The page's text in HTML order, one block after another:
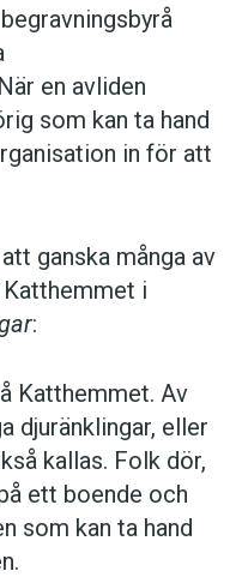
en avliden
som kan ta hand
in för att
ganska många av
i
:
Katthemmet. Av
djuränklingar, eller
kallas. Folk dör,
ett boende och
som kan ta hand